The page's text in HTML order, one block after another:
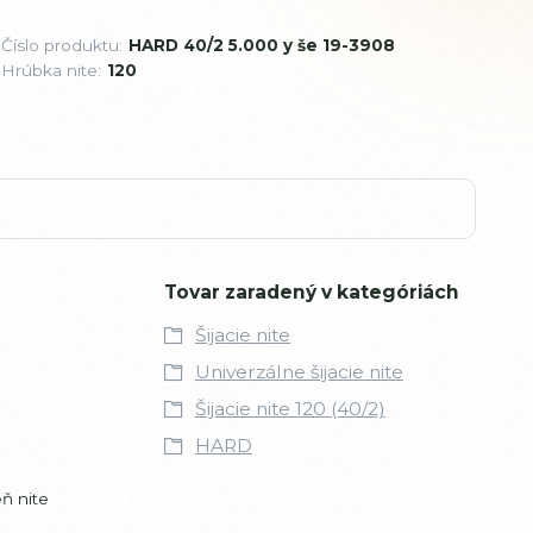
Číslo produktu: HARD 40/2 5.000 y še 19-3908
Hrúbka nite: 120
nite
Tovar zaradený v kategóriách
Šijacie nite
Univerzálne šijacie nite
Šijacie nite 120 (40/2)
HARD